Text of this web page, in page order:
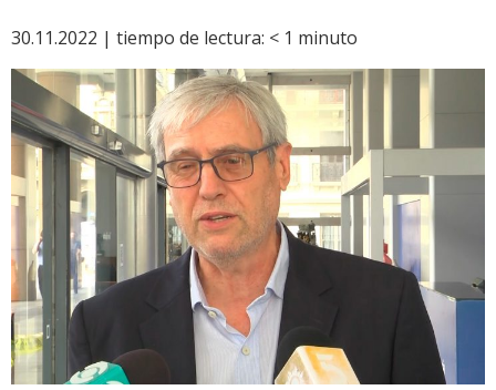
30.11.2022 | tiempo de lectura: < 1 minuto